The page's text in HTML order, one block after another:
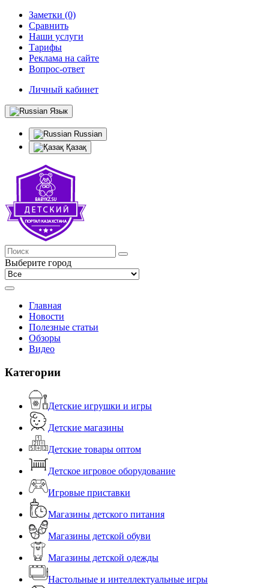
Заметки (0)
Сравнить
Наши услуги
Тарифы
Реклама на сайте
Вопрос-ответ
Личный кабинет
Язык
Russian
Қазақ
Выберите город
Главная
Новости
Полезные статьи
Обзоры
Видео
Категории
Детские игрушки и игры
Детские магазины
Детские товары оптом
Детское игровое оборудование
Игровые приставки
Магазины детского питания
Магазины детской обуви
Магазины детской одежды
Настольные и интеллектуальные игры